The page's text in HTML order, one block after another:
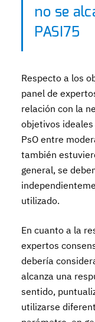
no se
PASI75
Respecto a los
panel de
relación con la
objetivos
PsO entre
también
general, se
utilizado.
En cuanto a la
expertos
debería
alcanza una
sentido,
utilizarse